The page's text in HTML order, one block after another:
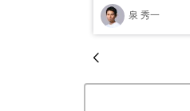
泉 秀一